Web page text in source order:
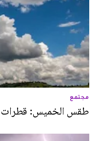
مجتمع
طقس الخميس: قطرات